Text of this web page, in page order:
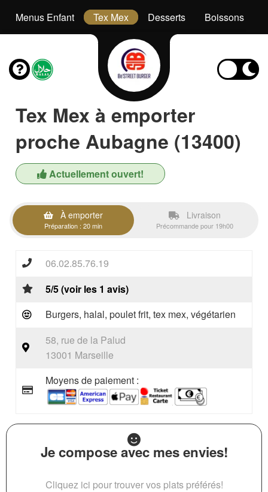
Menus Enfant Tex Mex Desserts Boissons
Tex Mex à emporter
proche Aubagne (13400)
Actuellement ouvert!
À emporter
Préparation : 20 min
Livraison
Précommande pour 19h00
06.02.85.76.19
5/5 (voir les 1 avis)
Burgers, halal, poulet frit, tex mex, végétarien
58, rue de la Palud
13001 Marseille
Moyens de paiement :
Je compose avec mes envies!
Cliquez ici pour trouver vos plats préférés!